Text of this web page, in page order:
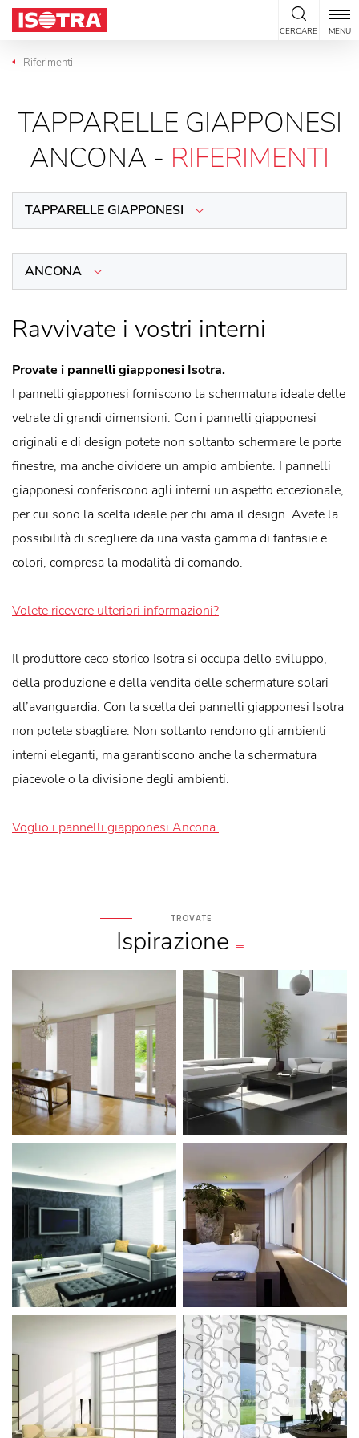
Vai al contenuto
CERCARE MENU
Riferimenti
TAPPARELLE GIAPPONESI
ANCONA - RIFERIMENTI
TAPPARELLE GIAPPONESI
ANCONA
Ravvivate i vostri interni
Provate i pannelli giapponesi Isotra.
I pannelli giapponesi forniscono la schermatura ideale delle
vetrate di grandi dimensioni. Con i pannelli giapponesi
originali e di design potete non soltanto schermare le porte
finestre, ma anche dividere un ampio ambiente. I pannelli
giapponesi conferiscono agli interni un aspetto eccezionale,
per cui sono la scelta ideale per chi ama il design. Avete la
possibilità di scegliere da una vasta gamma di fantasie e
colori, compresa la modalità di comando.
Volete ricevere ulteriori informazioni?
Il produttore ceco storico Isotra si occupa dello sviluppo,
della produzione e della vendita delle schermature solari
all’avanguardia. Con la scelta dei pannelli giapponesi Isotra
non potete sbagliare. Non soltanto rendono gli ambienti
interni eleganti, ma garantiscono anche la schermatura
piacevole o la divisione degli ambienti.
Voglio i pannelli giapponesi Ancona.
TROVATE
Ispirazione